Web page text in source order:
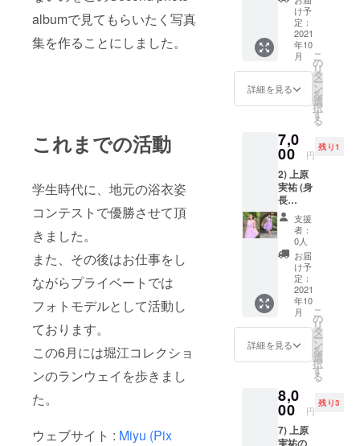
albumで見てもらいたく写真
集を作ることにしました。
これまでの活動
学生時代に、地元の浴衣姿
コンテストで優勝させて頂
きました。
また、その後はお仕事をし
ながらプライベートでは
フォトモデルとして活動し
ております。
この6月には堀江コレクショ
ンのランウェイを歩きまし
た。
ウェブサイト : Miyu (Pix
https://
creator.
pixta.jp/
@ugm/
photos
ご支
素材番
号を備
考欄に
ご記入
くださ
い。
1冊
※A4 中
面 48
ページ
無線綴
じ
け予
定：
2021
年10
月
詳細を見る
こ
の
リ
タ
ー
ン
を
選
択
す
る
7,0
00 円
残り1
2) 上原
実祐 (身
長
157cm)
が撮影
で着用
した、
パープ
ルのド
レス ※
限定1名
※送料
込み (サ
イズ M
バス
ト：82-
ウエス
ト：66-
72cm/
ヒッ
支援
者：
0人
お届
け予
定：
2021
年10
月
詳細を見る
こ
の
リ
タ
ー
ン
を
選
択
す
る
8,0
00 円
残り3
7) 上原
実祐の